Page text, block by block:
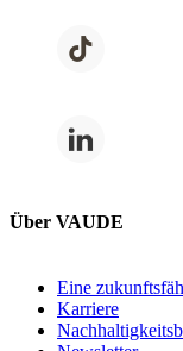
Über VAUDE
Eine
Karriere